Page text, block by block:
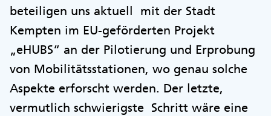
beteiligen uns aktuell mit der Stadt
Kempten im EU-geförderten Projekt
„eHUBS“ an der Pilotierung und Erprobung
von Mobilitätsstationen, wo genau solche
Aspekte erforscht werden. Der letzte,
vermutlich schwierigste Schritt wäre eine